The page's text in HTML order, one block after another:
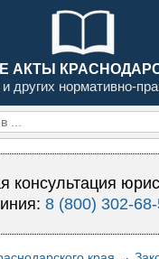
АКТЫ
других нормативно-
консультация
8 (800) 302-